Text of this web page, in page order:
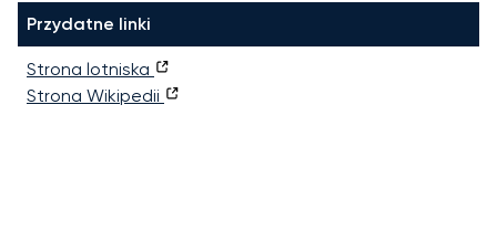
Przydatne linki
Strona lotniska
Strona Wikipedii